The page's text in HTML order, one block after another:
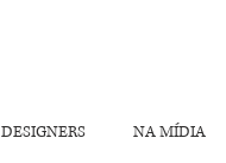
DESIGNERS NA MÍDIA